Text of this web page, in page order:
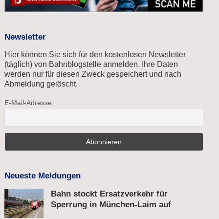
Newsletter
Hier können Sie sich für den kostenlosen Newsletter
(täglich) von Bahnblogstelle anmelden. Ihre Daten
werden nur für diesen Zweck gespeichert und nach
Abmeldung gelöscht.
E-Mail-Adresse:
Neueste Meldungen
Bahn stockt Ersatzverkehr für
Sperrung in München-Laim auf